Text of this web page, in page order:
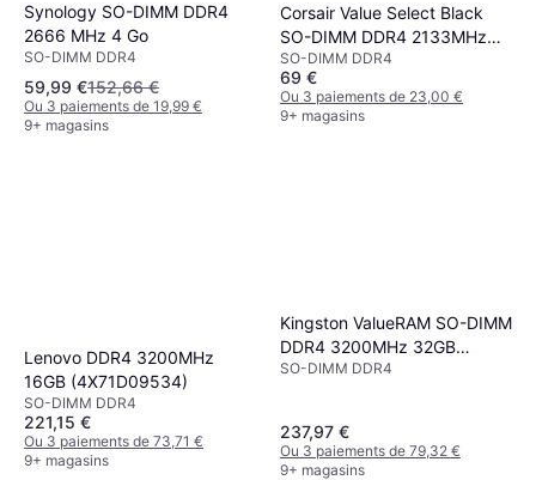
Synology SO-DIMM DDR4
2666 MHz 4 Go
SO-DIMM DDR4
59,99 €152,66 €
Ou 3 paiements de 19,99 €
9+ magasins
Corsair Value Select Black
SO-DIMM DDR4 2133MHz
8GB
(CMSO8GX4M1A2133C15)
SO-DIMM DDR4
69 €
Ou 3 paiements de 23,00 €
9+ magasins
Lenovo DDR4 3200MHz
16GB (4X71D09534)
SO-DIMM DDR4
221,15 €
Ou 3 paiements de 73,71 €
9+ magasins
Kingston ValueRAM SO-DIMM
DDR4 3200MHz 32GB
(KVR32S22D8/32)
SO-DIMM DDR4
237,97 €
Ou 3 paiements de 79,32 €
9+ magasins